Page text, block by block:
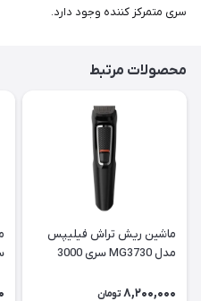
سری متمرکز کننده وجود دارد.
محصولات مرتبط
ماشین ریش تراش فیلیپس
مدل MG3730 سری 3000
8,200,000 تومان